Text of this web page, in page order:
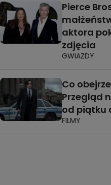
Pierce
aktora
zdjęcia
GWIAZDY
Co
Przegląd
od piątku
FILMY